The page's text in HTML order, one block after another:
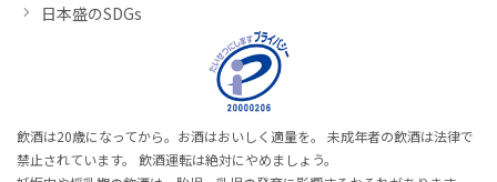
日本盛のSDGs
飲酒は20歳になってから。お酒はおいしく適量を。 未成年者の飲酒は法律で
禁止されています。 飲酒運転は絶対にやめましょう。